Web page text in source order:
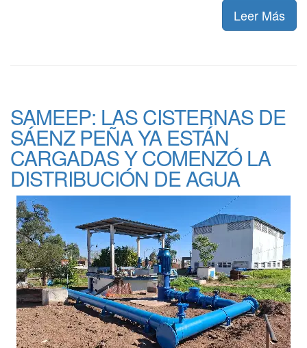
Leer Más
SAMEEP: LAS CISTERNAS DE
SÁENZ PEÑA YA ESTÁN
CARGADAS Y COMENZÓ LA
DISTRIBUCIÓN DE AGUA